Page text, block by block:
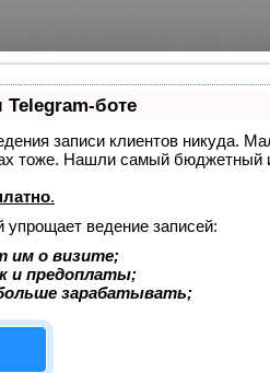
Telegram-боте
записи клиентов никуда.
тоже. Нашли самый бюджетный
.
упрощает ведение записей:
им о визите;
и предоплаты;
зарабатывать;